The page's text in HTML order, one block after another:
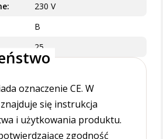
230 V
B
25
oznaczenie CE. W
się instrukcja
i użytkowania produktu.
zgodność